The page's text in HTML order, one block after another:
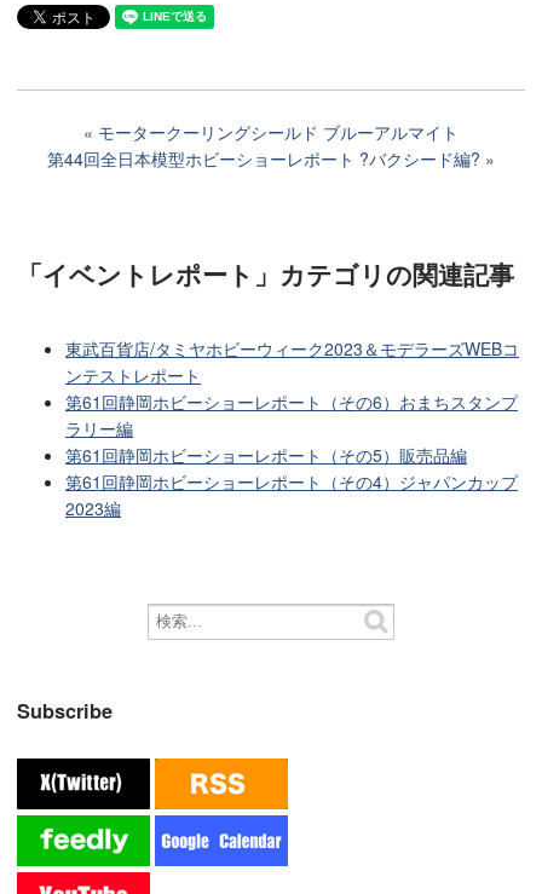
モータークーリングシールド ブルーアルマイト
第44回全日本模型ホビーショーレポート ?バクシード編?
「イベントレポート」カテゴリの関連記事
東武百貨店/タミヤホビーウィーク2023＆モデラーズWEBコ
ンテストレポート
第61回静岡ホビーショーレポート（その6）おまちスタンプ
ラリー編
第61回静岡ホビーショーレポート（その5）販売品編
第61回静岡ホビーショーレポート（その4）ジャパンカップ
2023編
Subscribe